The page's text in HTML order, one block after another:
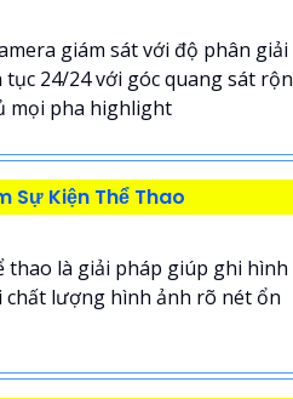
giám sát với độ phân giải
24/24 với góc quang sát
mọi pha highlight
Sự Kiện Thể Thao
thao là giải pháp giúp ghi hình
lượng hình ảnh rõ nét ổn